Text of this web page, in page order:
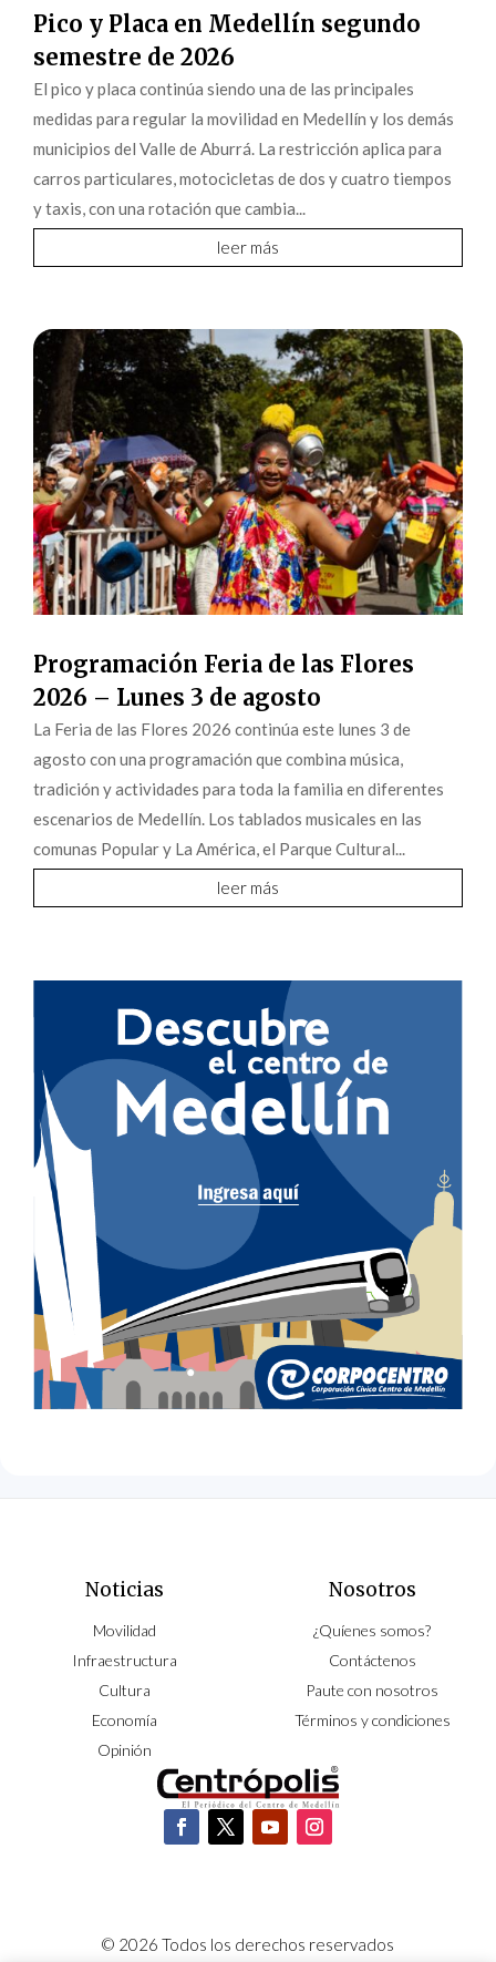
Pico y Placa en Medellín segundo
semestre de 2026
El pico y placa continúa siendo una de las principales
medidas para regular la movilidad en Medellín y los demás
municipios del Valle de Aburrá. La restricción aplica para
carros particulares, motocicletas de dos y cuatro tiempos
y taxis, con una rotación que cambia...
leer más
Programación Feria de las Flores
2026 – Lunes 3 de agosto
La Feria de las Flores 2026 continúa este lunes 3 de
agosto con una programación que combina música,
tradición y actividades para toda la familia en diferentes
escenarios de Medellín. Los tablados musicales en las
comunas Popular y La América, el Parque Cultural...
leer más
Noticias
Movilidad
Infraestructura
Cultura
Economía
Opinión
Nosotros
¿Quíenes somos?
Contáctenos
Paute con nosotros
Términos y condiciones
© 2026 Todos los derechos reservados